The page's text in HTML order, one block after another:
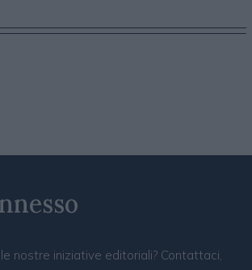
nostre iniziative editoriali? Contattaci,